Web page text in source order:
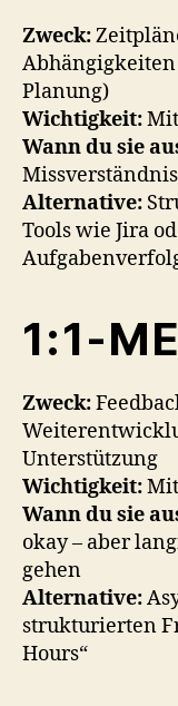
Zweck:
Planung)
Wichtigkeit:
Wann du sie
Alternative:
Tools wie Jira
1:1-
Zweck:
Unterstützung
Wichtigkeit:
Wann du sie
okay – aber
gehen
Alternative:
strukturierten
Hours“